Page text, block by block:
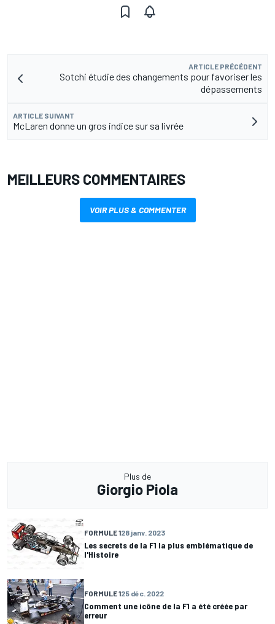
ARTICLE PRÉCÉDENT
Sotchi étudie des changements pour favoriser les
dépassements
ARTICLE SUIVANT
McLaren donne un gros indice sur sa livrée
MEILLEURS COMMENTAIRES
VOIR PLUS & COMMENTER
Plus de
Giorgio Piola
FORMULE 128 janv. 2023
Les secrets de la F1 la plus emblématique de
l'Histoire
FORMULE 125 déc. 2022
Comment une icône de la F1 a été créée par
erreur